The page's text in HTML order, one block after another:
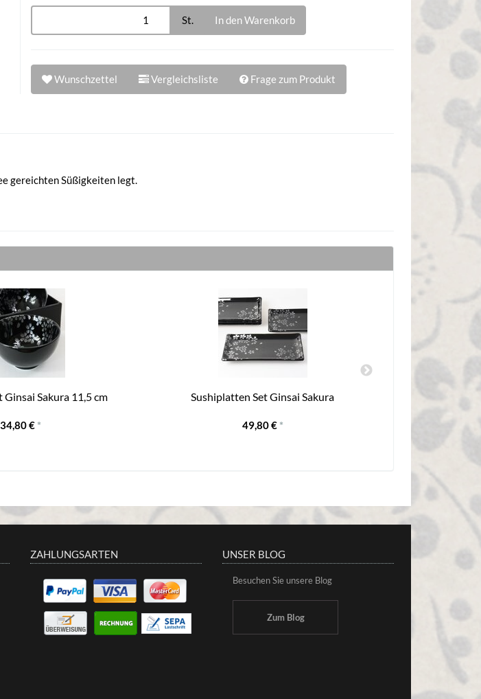
St. In den Warenkorb
Wunschzettel Vergleichsliste Frage zum Produkt
gereichten Süßigkeiten legt.
Ginsai Sakura 11,5 cm
34,80 € *
Sushiplatten Set Ginsai Sakura
49,80 € *
ZAHLUNGSARTEN UNSER BLOG
Besuchen Sie unsere Blog
Zum Blog